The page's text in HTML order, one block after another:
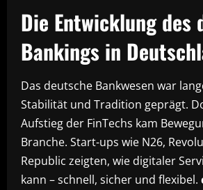
Die Entwicklung des
Bankings in
Das deutsche Bankwesen war
Stabilität und Tradition geprägt.
Aufstieg der FinTechs kam
Branche. Start-ups wie N26,
Republic zeigten, wie digitaler
kann – schnell, sicher und flexibel.